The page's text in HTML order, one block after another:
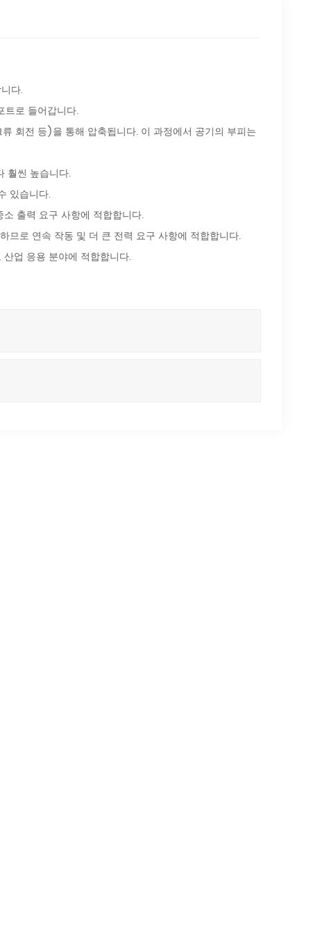
다.
트로 들어갑니다.
회전 등)을 통해 압축됩니다. 이 과정에서 공기의 부피는
훨씬 높습니다.
있습니다.
출력 요구 사항에 적합합니다.
므로 연속 작동 및 더 큰 전력 요구 사항에 적합합니다.
업 응용 분야에 적합합니다.